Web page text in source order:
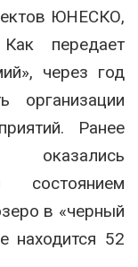
ЮНЕСКО,
передает
через год
организации
Ранее
оказались
состоянием
в «черный
находится 52